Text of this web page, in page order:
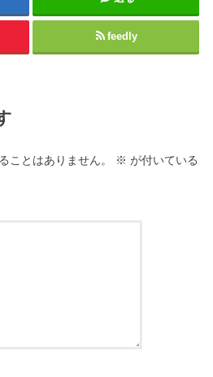
feedly
ことはありません。 ※ が付いている